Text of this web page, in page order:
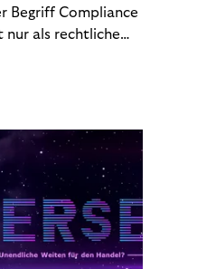
Begriff Compliance
nur als rechtliche
steigender
an die
Mechanismen.